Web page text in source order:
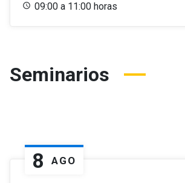
09:00 a 11:00 horas
Seminarios
8 AGO